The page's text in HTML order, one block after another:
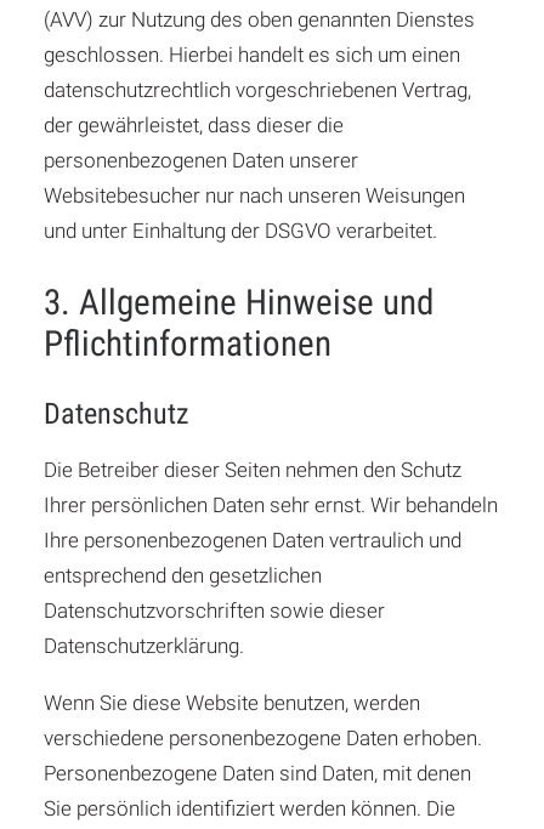
(AVV) zur Nutzung des oben genannten Dienstes
geschlossen. Hierbei handelt es sich um einen
datenschutzrechtlich vorgeschriebenen Vertrag,
der gewährleistet, dass dieser die
personenbezogenen Daten unserer
Websitebesucher nur nach unseren Weisungen
und unter Einhaltung der DSGVO verarbeitet.
3. Allgemeine Hinweise und
Pflicht­informationen
Datenschutz
Die Betreiber dieser Seiten nehmen den Schutz
Ihrer persönlichen Daten sehr ernst. Wir behandeln
Ihre personenbezogenen Daten vertraulich und
entsprechend den gesetzlichen
Datenschutzvorschriften sowie dieser
Datenschutzerklärung.
Wenn Sie diese Website benutzen, werden
verschiedene personenbezogene Daten erhoben.
Personenbezogene Daten sind Daten, mit denen
Sie persönlich identifiziert werden können. Die